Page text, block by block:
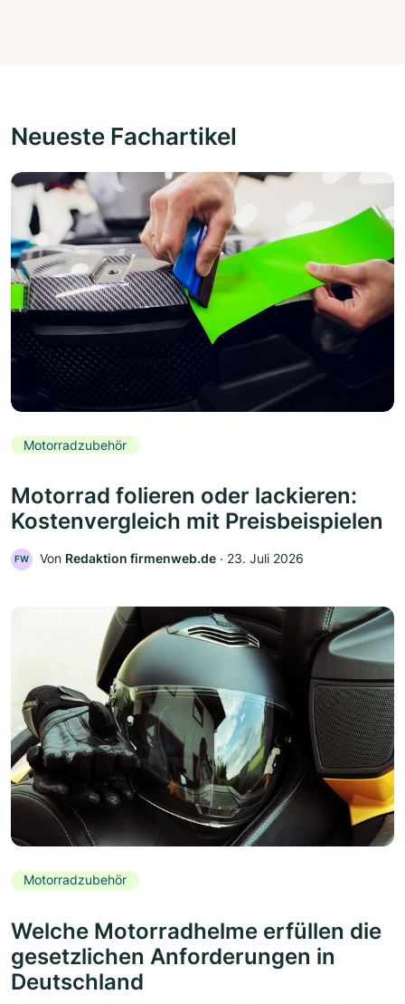
Neueste Fachartikel
Motorradzubehör
Motorrad folieren oder lackieren:
Kostenvergleich mit Preisbeispielen
FW Von Redaktion firmenweb.de ‧ 23. Juli 2026
Motorradzubehör
Welche Motorradhelme erfüllen die
gesetzlichen Anforderungen in
Deutschland